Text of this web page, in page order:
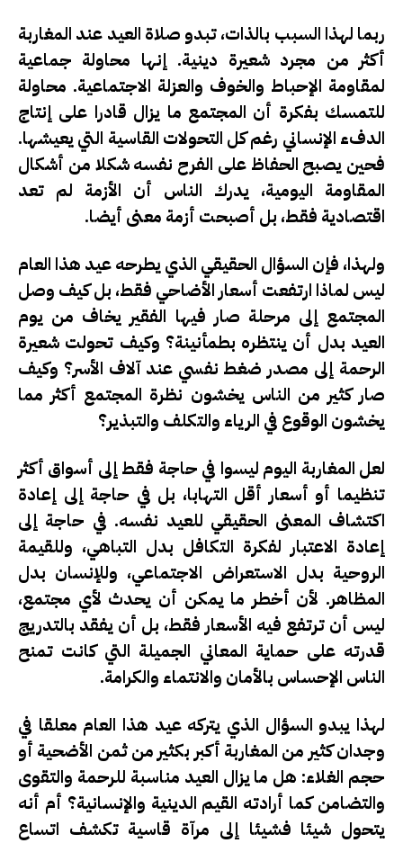
ربما لهذا السبب بالذات، تبدو صلاة العيد عند المغاربة
أكثر من مجرد شعيرة دينية. إنها محاولة جماعية
لمقاومة الإحباط والخوف والعزلة الاجتماعية. محاولة
للتمسك بفكرة أن المجتمع ما يزال قادرا على إنتاج
الدفء الإنساني رغم كل التحولات القاسية التي يعيشها.
فحين يصبح الحفاظ على الفرح نفسه شكلا من أشكال
المقاومة اليومية، يدرك الناس أن الأزمة لم تعد
اقتصادية فقط، بل أصبحت أزمة معنى أيضا.
ولهذا، فإن السؤال الحقيقي الذي يطرحه عيد هذا العام
ليس لماذا ارتفعت أسعار الأضاحي فقط، بل كيف وصل
المجتمع إلى مرحلة صار فيها الفقير يخاف من يوم
العيد بدل أن ينتظره بطمأنينة؟ وكيف تحولت شعيرة
الرحمة إلى مصدر ضغط نفسي عند آلاف الأسر؟ وكيف
صار كثير من الناس يخشون نظرة المجتمع أكثر مما
يخشون الوقوع في الرياء والتكلف والتبذير؟
لعل المغاربة اليوم ليسوا في حاجة فقط إلى أسواق أكثر
تنظيما أو أسعار أقل التهابا، بل في حاجة إلى إعادة
اكتشاف المعنى الحقيقي للعيد نفسه. في حاجة إلى
إعادة الاعتبار لفكرة التكافل بدل التباهي، وللقيمة
الروحية بدل الاستعراض الاجتماعي، وللإنسان بدل
المظاهر. لأن أخطر ما يمكن أن يحدث لأي مجتمع،
ليس أن ترتفع فيه الأسعار فقط، بل أن يفقد بالتدريج
قدرته على حماية المعاني الجميلة التي كانت تمنح
الناس الإحساس بالأمان والانتماء والكرامة.
لهذا يبدو السؤال الذي يتركه عيد هذا العام معلقا في
وجدان كثير من المغاربة أكبر بكثير من ثمن الأضحية أو
حجم الغلاء: هل ما يزال العيد مناسبة للرحمة والتقوى
والتضامن كما أرادته القيم الدينية والإنسانية؟ أم أنه
يتحول شيئا فشيئا إلى مرآة قاسية تكشف اتساع